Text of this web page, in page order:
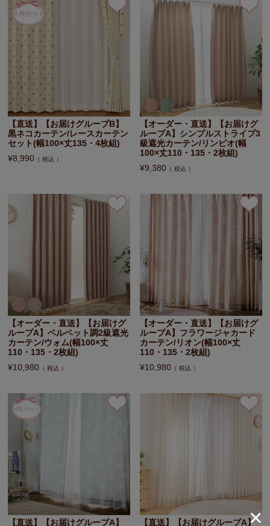
【直送】【お届けグループB】
黒ネコカーテン/レースカーテン
セット(幅100×丈135・4枚組)
¥8,990 税込
【オーダー・直送】【お届けグ
ループA】シンプルストライプ3
級遮光カーテン/リンピオ(幅
100×丈110・135・2枚組)
¥9,380 税込
【オーダー・直送】【お届けグ
ループA】ベルベット調2級遮光
カーテン/ウォム(幅100×丈
110・135・2枚組)
¥10,980 税込
【オーダー・直送】【お届けグ
ループA】フラワージャカード
カーテン/リオン(幅100×丈
110・135・2枚組)
¥10,980 税込
【直送】【お届けグループA】 【直送】【お届けグループA】